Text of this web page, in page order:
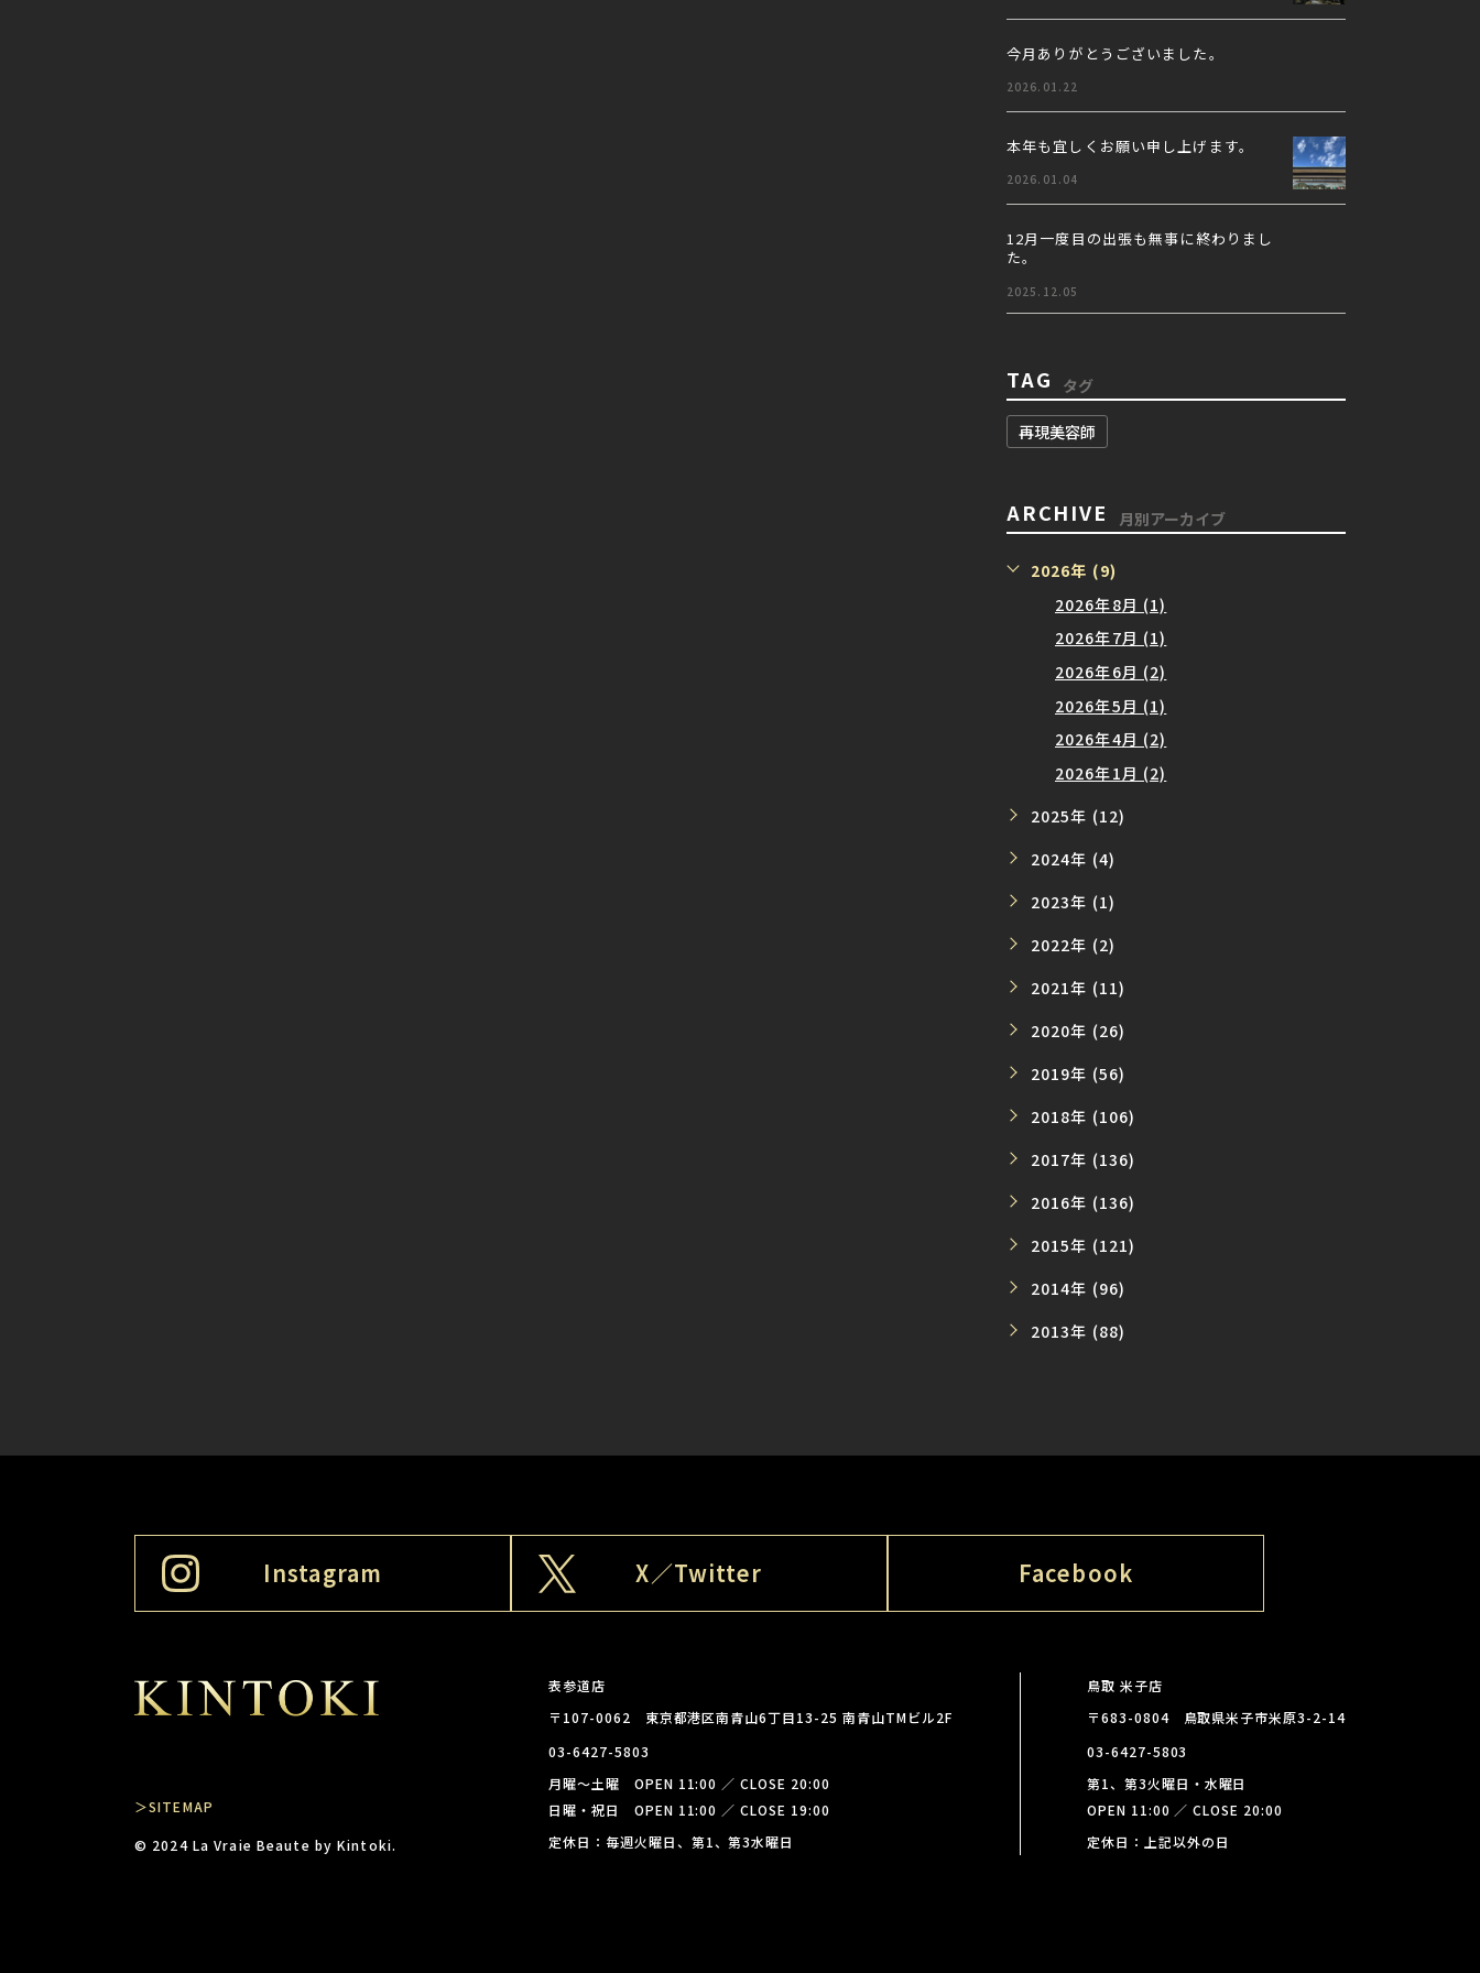
今月ありがとうございました。
2026.01.22
本年も宜しくお願い申し上げます。
2026.01.04
12月一度目の出張も無事に終わりまし
た。
2025.12.05
TAG タグ
再現美容師
ARCHIVE 月別アーカイブ
2026年 (9)
2026年8月 (1)
2026年7月 (1)
2026年6月 (2)
2026年5月 (1)
2026年4月 (2)
2026年1月 (2)
2025年 (12)
2024年 (4)
2023年 (1)
2022年 (2)
2021年 (11)
2020年 (26)
2019年 (56)
2018年 (106)
2017年 (136)
2016年 (136)
2015年 (121)
2014年 (96)
2013年 (88)
Instagram X／Twitter Facebook
表参道店
〒107-0062 東京都港区南青山6丁目13-25 南青山TMビル2F
03-6427-5803
月曜～土曜 OPEN 11:00 ／ CLOSE 20:00
日曜・祝日 OPEN 11:00 ／ CLOSE 19:00
定休日：毎週火曜日、第1、第3水曜日
鳥取 米子店
〒683-0804 鳥取県米子市米原3-2-14
03-6427-5803
第1、第3火曜日・水曜日
OPEN 11:00 ／ CLOSE 20:00
定休日：上記以外の日
＞SITEMAP
© 2024 La Vraie Beaute by Kintoki.